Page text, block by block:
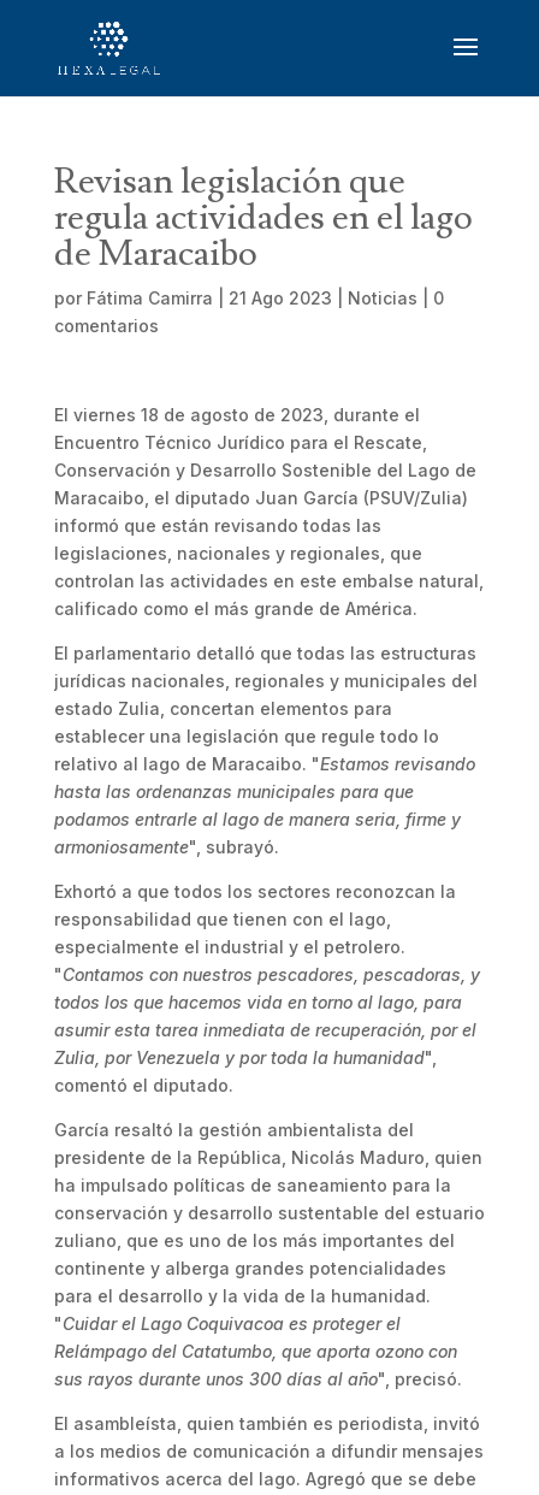
Revisan legislación que
regula actividades en el lago
de Maracaibo
por Fátima Camirra 21 Ago 2023 Noticias
0
comentarios
El viernes 18 de agosto de 2023, durante el
Encuentro Técnico Jurídico para el Rescate,
Conservación y Desarrollo Sostenible del Lago de
Maracaibo, el diputado Juan García (PSUV/Zulia)
informó que están revisando todas las
legislaciones, nacionales y regionales, que
controlan las actividades en este embalse natural,
calificado como el más grande de América.
El parlamentario detalló que todas las estructuras
jurídicas nacionales, regionales y municipales del
estado Zulia, concertan elementos para
establecer una legislación que regule todo lo
relativo al lago de Maracaibo. "Estamos revisando
hasta las ordenanzas municipales para que
podamos entrarle al lago de manera seria, firme y
armoniosamente", subrayó.
Exhortó a que todos los sectores reconozcan la
responsabilidad que tienen con el lago,
especialmente el industrial y el petrolero.
"Contamos con nuestros pescadores, pescadoras, y
todos los que hacemos vida en torno al lago, para
asumir esta tarea inmediata de recuperación, por el
Zulia, por Venezuela y por toda la humanidad",
comentó el diputado.
García resaltó la gestión ambientalista del
presidente de la República, Nicolás Maduro, quien
ha impulsado políticas de saneamiento para la
conservación y desarrollo sustentable del estuario
zuliano, que es uno de los más importantes del
continente y alberga grandes potencialidades
para el desarrollo y la vida de la humanidad.
"Cuidar el Lago Coquivacoa es proteger el
Relámpago del Catatumbo, que aporta ozono con
sus rayos durante unos 300 días al año", precisó.
El asambleísta, quien también es periodista, invitó
a los medios de comunicación a difundir mensajes
informativos acerca del lago. Agregó que se debe